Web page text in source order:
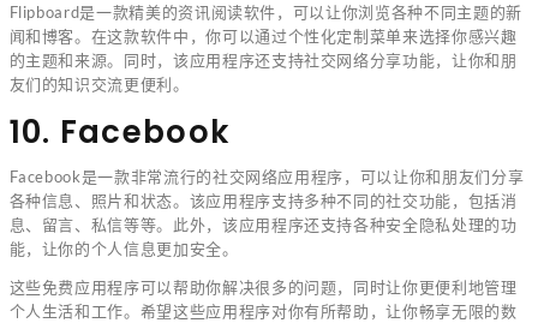
Flipboard是一款精美的资讯阅读软件，可以让你浏览各种不同主题的新
闻和博客。在这款软件中，你可以通过个性化定制菜单来选择你感兴趣
的主题和来源。同时，该应用程序还支持社交网络分享功能，让你和朋
友们的知识交流更便利。
10. Facebook
Facebook是一款非常流行的社交网络应用程序，可以让你和朋友们分享
各种信息、照片和状态。该应用程序支持多种不同的社交功能，包括消
息、留言、私信等等。此外，该应用程序还支持各种安全隐私处理的功
能，让你的个人信息更加安全。
这些免费应用程序可以帮助你解决很多的问题，同时让你更便利地管理
个人生活和工作。希望这些应用程序对你有所帮助，让你畅享无限的数